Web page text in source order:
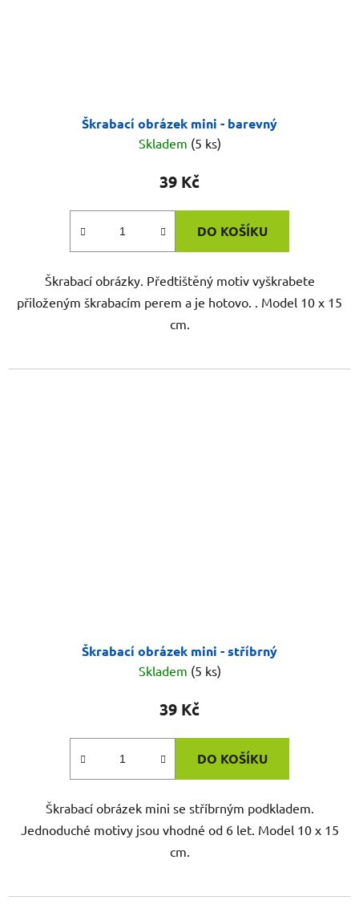
Škrabací obrázek mini - barevný
Skladem (5 ks)
39 Kč
DO KOŠÍKU
Škrabací obrázky. Předtištěný motiv vyškrabete
přiloženým škrabacím perem a je hotovo. . Model 10 x 15
cm.
Škrabací obrázek mini - stříbrný
Skladem (5 ks)
39 Kč
DO KOŠÍKU
Škrabací obrázek mini se stříbrným podkladem.
Jednoduché motivy jsou vhodné od 6 let. Model 10 x 15
cm.